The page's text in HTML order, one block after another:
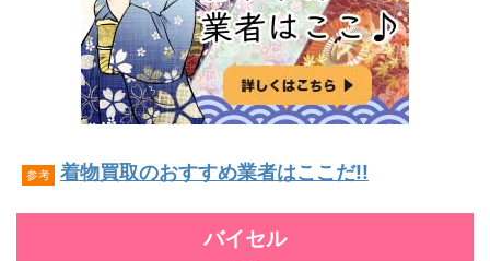
参考 着物買取のおすすめ業者はここだ!!
バイセル